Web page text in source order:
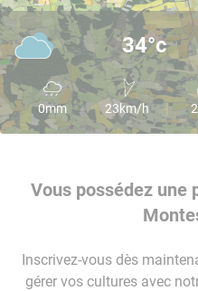
34°c
0mm 23km/h
Vous possédez une
Inscrivez-vous dès
gérer vos cultures avec